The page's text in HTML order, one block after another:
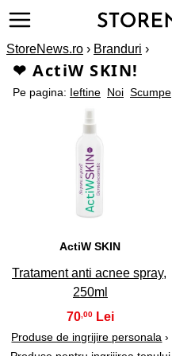
StoreNews.ro › Branduri ›
❤ ActiW SKIN!
Pe pagina: Ieftine Noi Scumpe
1
ActiW SKIN
Tratament anti acnee spray,
250ml
70,00
Produse de ingrijire personala ›